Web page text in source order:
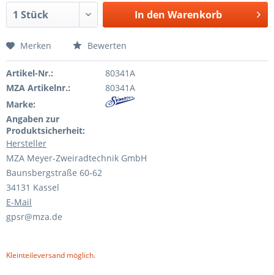
In den Warenkorb
Merken Bewerten
Artikel-Nr.:
80341A
MZA Artikelnr.:
80341A
Marke:
Angaben zur
Produktsicherheit:
Hersteller
MZA Meyer-Zweiradtechnik GmbH
Baunsbergstraße 60-62
34131 Kassel
E-Mail
gpsr@mza.de
Kleinteileversand möglich.